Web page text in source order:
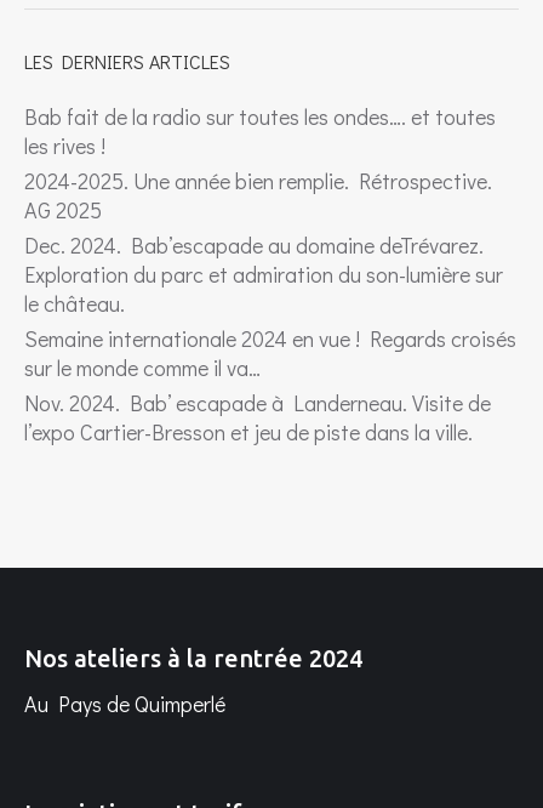
LES DERNIERS ARTICLES
Bab fait de la radio sur toutes les ondes…. et toutes
les rives !
2024-2025. Une année bien remplie. Rétrospective.
AG 2025
Dec. 2024. Bab’escapade au domaine deTrévarez.
Exploration du parc et admiration du son-lumière sur
le château.
Semaine internationale 2024 en vue ! Regards croisés
sur le monde comme il va…
Nov. 2024. Bab’ escapade à Landerneau. Visite de
l’expo Cartier-Bresson et jeu de piste dans la ville.
Nos ateliers à la rentrée 2024
Au Pays de Quimperlé